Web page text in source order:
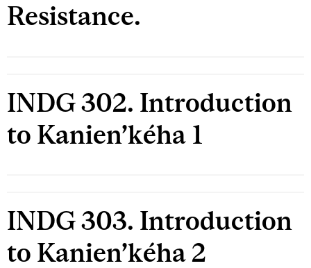
Resistance.
INDG 302. Introduction
to Kanien’kéha 1
INDG 303. Introduction
to Kanien’kéha 2